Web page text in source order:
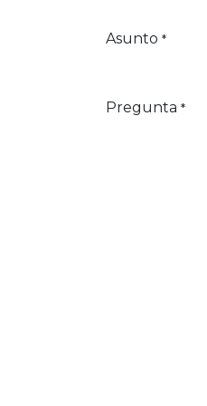
Asunto *
Pregunta *